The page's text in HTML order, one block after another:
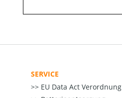
SERVICE
EU Data Act Verordnung